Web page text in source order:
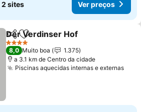
2 sites Ver preços
PartilharAdicionar aos favoritos
Der Verdinser Hof
4 Estrelas
8,0 Muito boa
1.375
a 3.1 km de Centro da cidade
Piscinas aquecidas internas e externas